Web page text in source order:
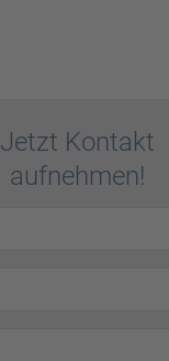
Jetzt Kontakt
auf­nehmen!